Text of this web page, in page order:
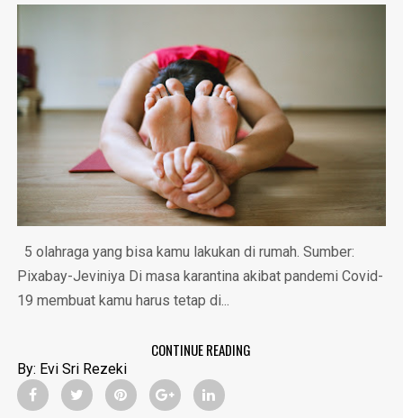
5 olahraga yang bisa kamu lakukan di rumah. Sumber:
Pixabay-Jeviniya Di masa karantina akibat pandemi Covid-
19 membuat kamu harus tetap di...
CONTINUE READING
By: Evi Sri Rezeki